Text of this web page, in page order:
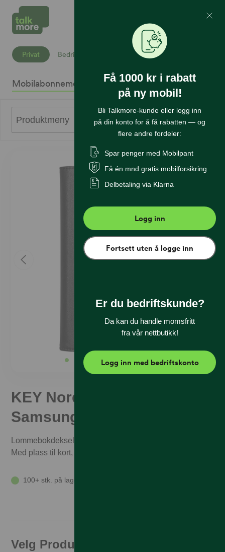
Mine Sider
Privat Bedrift
Mobilabonnement Mobiltelefoner InternettSikkerhet
Produktmeny
KEY Nordfjord Wallet
Samsung A56/36 Svart
Lommebokdeksel som beskytter din Samsung telefon.
Med plass til kort, penger og kvitteringer.
100+ stk. på lager
Velg Produktfamilie
Få 1000 kr i rabatt
på ny mobil!
Bli Talkmore-kunde eller logg inn
på din konto for å få rabatten — og
flere andre fordeler:
Spar penger med Mobilpant
Få én mnd gratis mobilforsikring
Delbetaling via Klarna
Logg inn
Fortsett uten å logge inn
Er du bedriftskunde?
Da kan du handle momsfritt
fra vår nettbutikk!
Logg inn med bedriftskonto